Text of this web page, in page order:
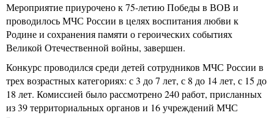
Мероприятие приурочено к 75-летию Победы в ВОВ и
проводилось МЧС России в целях воспитания любви к
Родине и сохранения памяти о героических событиях
Великой Отечественной войны, завершен.
Конкурс проводился среди детей сотрудников МЧС России в
трех возрастных категориях: с 3 до 7 лет, с 8 до 14 лет, с 15 до
18 лет. Комиссией было рассмотрено 240 работ, присланных
из 39 территориальных органов и 16 учреждений МЧС